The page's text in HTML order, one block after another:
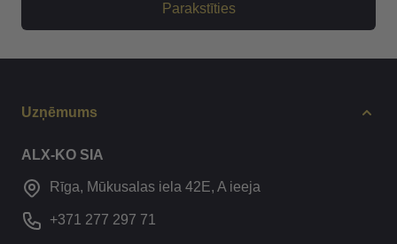
Parakstīties
Uzņēmums
ALX-KO SIA
Rīga, Mūkusalas iela 42E, A ieeja
+371 277 297 71